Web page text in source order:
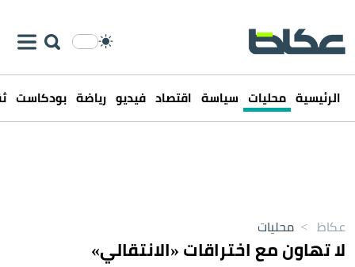
الرئيسية محليات سياسة اقتصاد فيديو رياضة بودكاست
عكاظ > محليات
لا تهاون مع اختراقات «الانتقالي»